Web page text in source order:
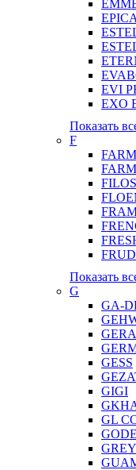
EVI
EXO
Показать
F
Показать
G
GA-
GESS
GIGI
GL